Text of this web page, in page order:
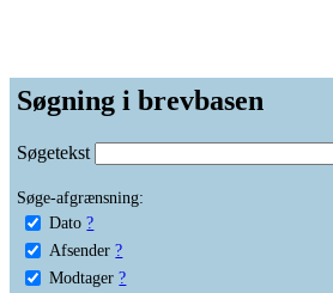
Søgning i brevbasen
Søgetekst
Søge-afgrænsning:
Dato ?
Afsender ?
Modtager ?